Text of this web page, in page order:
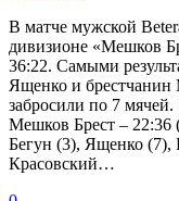
В матче мужской
дивизионе «Мешков
36:22. Самыми
Ященко и брестчанин
забросили по 7
Мешков Брест – 22:36
Бегун (3), Ященко (7),
Красовский…